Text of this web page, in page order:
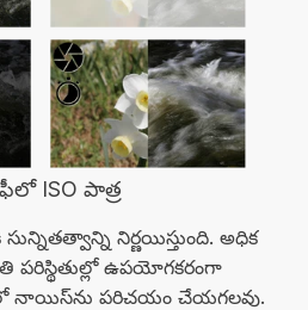
ISO పాత్ర
నిర్ణయిస్తుంది. అధిక
పరిస్థితుల్లో ఉపయోగకరంగా
నాయిస్‌ను పరిచయం చేయగలవు.